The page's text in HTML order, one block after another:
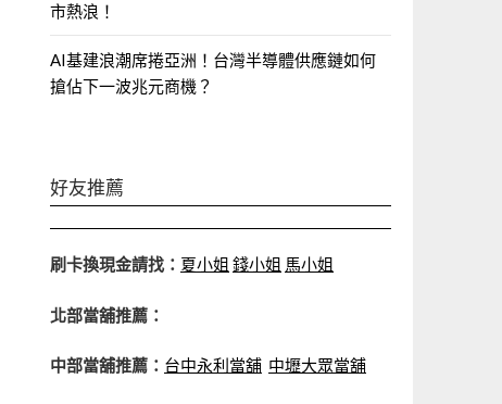
市熱浪！
AI基建浪潮席捲亞洲！台灣半導體供應鏈如何
搶佔下一波兆元商機？
好友推薦
刷卡換現金請找： 夏小姐 錢小姐 馬小姐
北部當舖推薦：
中部當舖推薦： 台中永利當舖 中壢大眾當舖